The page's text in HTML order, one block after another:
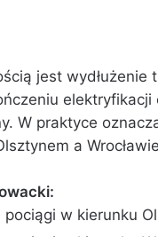
jest wydłużenie
W praktyce
a
pociągi w kierunku